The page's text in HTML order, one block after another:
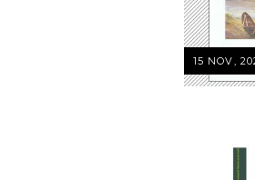
15 NOV,